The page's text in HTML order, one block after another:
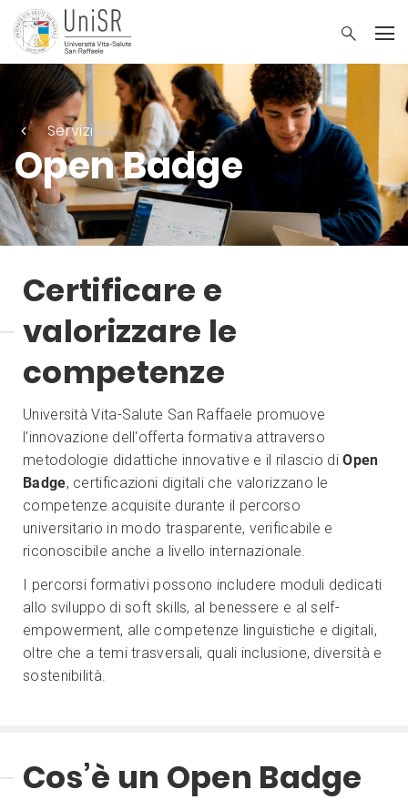
Servizi
Open Badge
Certificare e
valorizzare le
competenze
Università Vita-Salute San Raffaele promuove
l'innovazione dell'offerta formativa attraverso
metodologie didattiche innovative e il rilascio diOpen
Badge, certificazioni digitali che valorizzano le
competenze acquisite durante il percorso
universitario in modo trasparente, verificabile e
riconoscibile anche a livello internazionale.
I percorsi formativi possono includere moduli dedicati
allo sviluppo di soft skills, al benessere e al self-
empowerment, alle competenze linguistiche e digitali,
oltre che a temi trasversali, quali inclusione, diversità e
sostenibilità.
Cos’è un Open Badge